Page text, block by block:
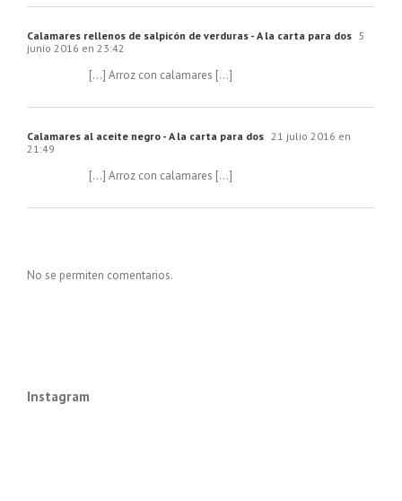
Calamares rellenos de salpicón de verduras - A la carta para dos 5
junio 2016 en 23:42
[…] Arroz con calamares […]
Calamares al aceite negro - A la carta para dos 21 julio 2016 en
21:49
[…] Arroz con calamares […]
No se permiten comentarios.
Instagram